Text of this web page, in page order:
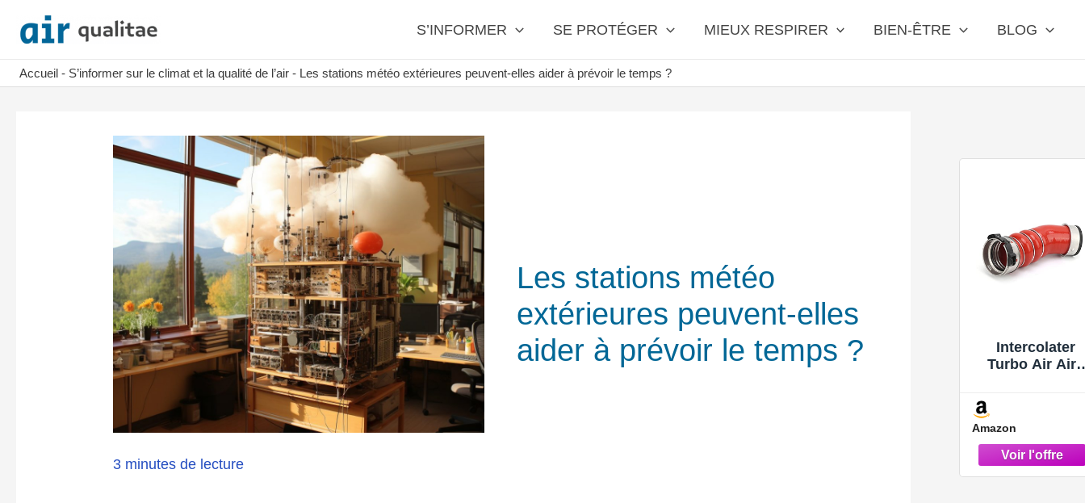
contenu
S’INFORMER SE PROTÉGER MIEUX RESPIRER BIEN-ÊTRE BLOG
Accueil - S’informer sur le climat et la qualité de l’air - Les stations météo extérieures peuvent-elles aider à prévoir le temps ?
Les stations météo
extérieures peuvent-elles
aider à prévoir le temps ?
3 minutes de lecture
Intercolater
Turbo Air Aird
de X5 3.0
2010
Amazon